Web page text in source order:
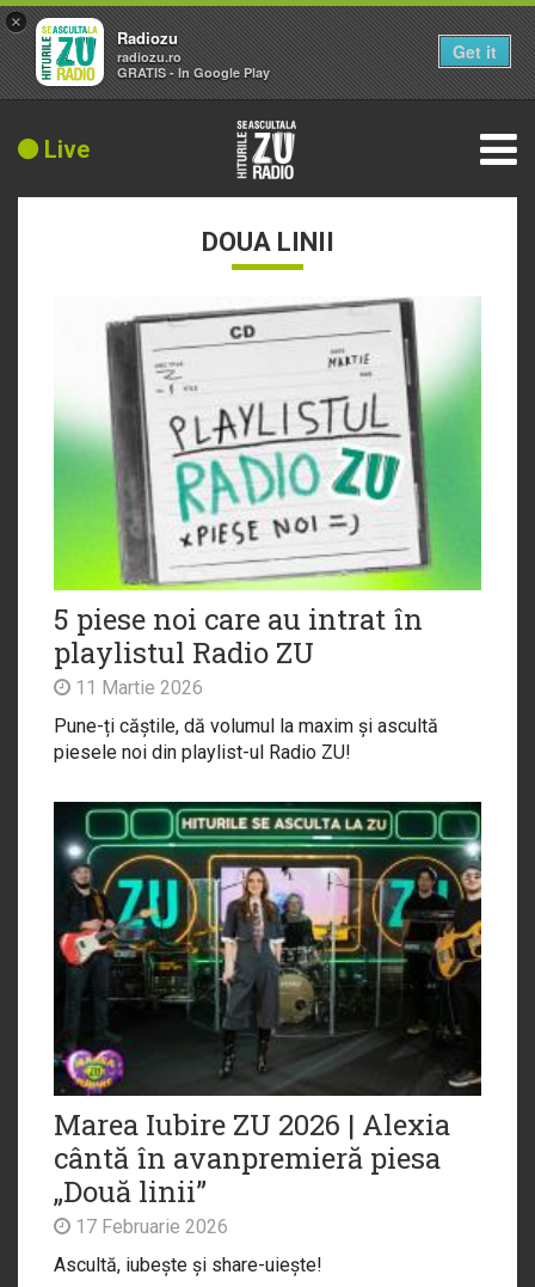
Live
DOUA LINII
5 piese noi care au intrat în
playlistul Radio ZU
11 Martie 2026
Pune-ți căștile, dă volumul la maxim și ascultă
piesele noi din playlist-ul Radio ZU!
Marea Iubire ZU 2026 | Alexia
cântă în avanpremieră piesa
„Două linii”
17 Februarie 2026
Ascultă, iubește și share-uiește!
×
Radiozu
radiozu.ro
GRATIS - In Google Play
Get it